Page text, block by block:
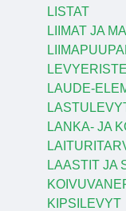
LISTAT
LIIMAT JA
LAUDE-
LANKA- JA
LAASTIT JA
KIPSILEVYT